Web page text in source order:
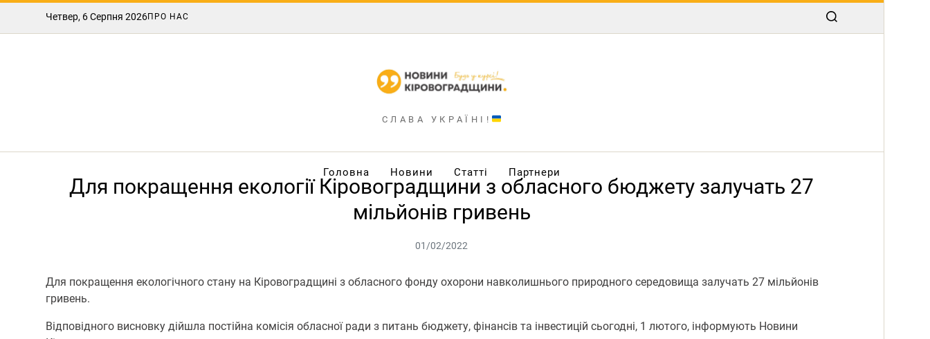
Четвер, 6 Серпня 2026ПРО НАС
СЛАВА УКРАЇНІ!
Головна Новини Статті Партнери
Для покращення екології Кіровоградщини з обласного бюджету залучать 27
мільйонів гривень
01/02/2022
Для покращення екологічного стану на Кіровоградщині з обласного фонду охорони навколишнього природного середовища залучать 27 мільйонів
гривень.
Відповідного висновку дійшла постійна комісія обласної ради з питань бюджету, фінансів та інвестицій сьогодні, 1 лютого, інформують Новини